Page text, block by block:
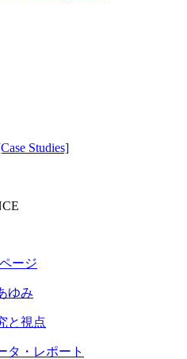
Studies]
ージ
ゆみ
と視点
タ・レポート